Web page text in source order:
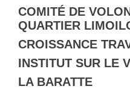
COMITÉ DE
QUARTIER
CROISSANCE
INSTITUT SUR LE
LA BARATTE